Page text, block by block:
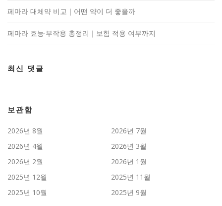
페마라 대체약 비교｜어떤 약이 더 좋을까
페마라 효능·부작용 총정리｜보험 적용 여부까지
최신 댓글
보관함
2026년 8월
2026년 7월
2026년 4월
2026년 3월
2026년 2월
2026년 1월
2025년 12월
2025년 11월
2025년 10월
2025년 9월